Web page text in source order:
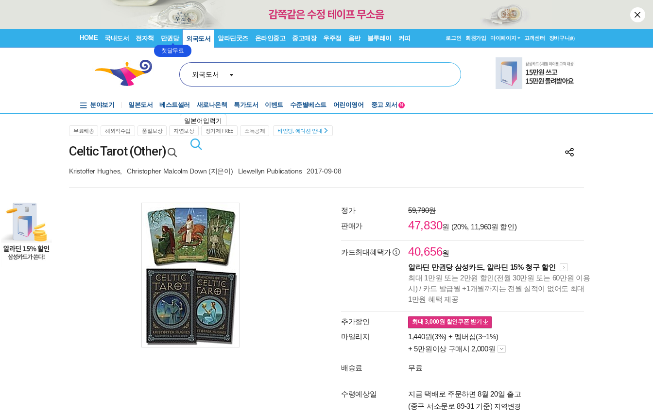
HOME 국내도서 전자책 만권당
첫달무료
외국도서 알라딘굿즈 온라인중고 중고매장 우주점 음반 블루레이 커피 로그인 회원가입 마이페이지 고객센터 장바구니(0)
외국도서
일본어입력기
분야보기 일본도서 베스트셀러 새로나온책 특가도서 이벤트
수준별베스트
수준별베스트
어린이영어
중고 외서
N
무료배송 해외직수입 품절보상 지연보상 정가제 FREE 소득공제 바인딩, 에디션 안내
Celtic Tarot (Other)
Kristoffer Hughes, Christopher Malcolm Down (지은이) Llewellyn Publications 2017-09-08
정가
59,790원
판매가
47,830원 (20%, 11,960원 할인)
카드최대혜택가 40,656원
알라딘 만권당 삼성카드, 알라딘 15% 청구 할인
최대 1만원 또는 2만원 할인(전월 30만원 또는 60만원 이용
시) / 카드 발급월 +1개월까지는 전월 실적이 없어도 최대
1만원 혜택 제공
추가할인 최대3,000원 할인쿠폰 받기
마일리지 1,440원(3%) + 멤버십(3~1%)
+ 5만원이상 구매시 2,000원
배송료 무료
수령예상일
지금 택배로 주문하면 8월 20일 출고
(중구 서소문로 89-31 기준) 지역변경